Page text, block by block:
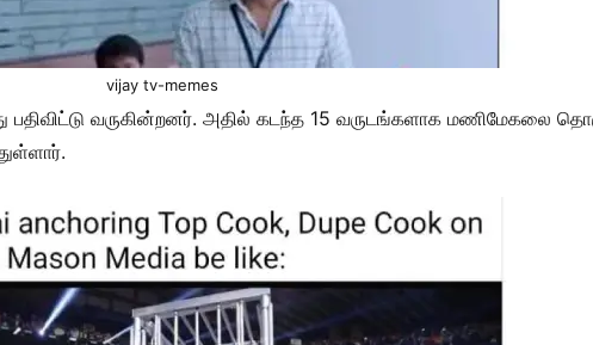
vijay tv-memes
வருகின்றனர். அதில் கடந்த 15 வருடங்களாக மணிமேகலை